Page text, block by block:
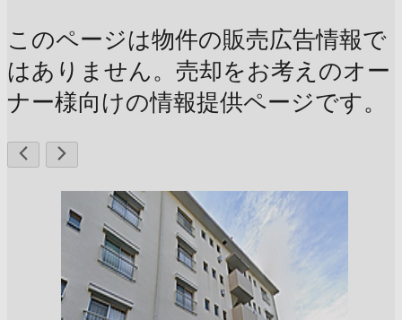
このページは物件の販売広告情報で
はありません。売却をお考えのオー
ナー様向けの情報提供ページです。